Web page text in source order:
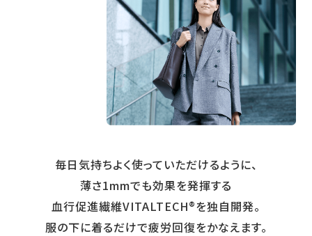
毎日気持ちよく使っていただけるように、
薄さ1mmでも効果を発揮する
血行促進繊維VITALTECH®を独自開発。
服の下に着るだけで疲労回復をかなえます。